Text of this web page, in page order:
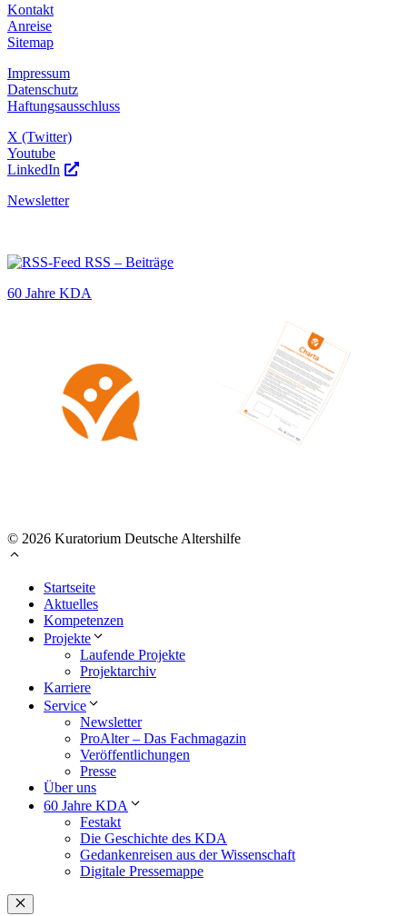
Kontakt
Anreise
Sitemap
Impressum
Datenschutz
Haftungsausschluss
X (Twitter)
Youtube
LinkedIn
Newsletter
RSS – Beiträge
60 Jahre KDA
© 2026 Kuratorium Deutsche Altershilfe
Startseite
Aktuelles
Kompetenzen
Projekte
Laufende Projekte
Projektarchiv
Karriere
Service
Newsletter
ProAlter – Das Fachmagazin
Veröffentlichungen
Presse
Über uns
60 Jahre KDA
Festakt
Die Geschichte des KDA
Gedankenreisen aus der Wissenschaft
Digitale Pressemappe